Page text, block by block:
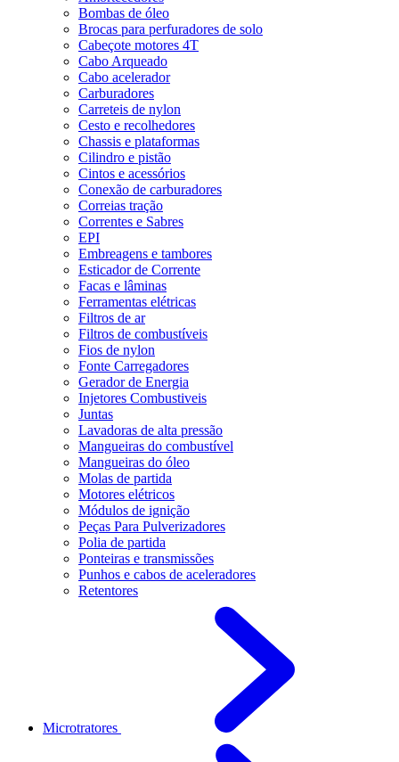
Bombas de óleo
Brocas para perfuradores de solo
Cabeçote motores 4T
Cabo Arqueado
Cabo acelerador
Carburadores
Carreteis de nylon
Cesto e recolhedores
Chassis e plataformas
Cilindro e pistão
Cintos e acessórios
Conexão de carburadores
Correias tração
Correntes e Sabres
EPI
Embreagens e tambores
Esticador de Corrente
Facas e lâminas
Ferramentas elétricas
Filtros de ar
Filtros de combustíveis
Fios de nylon
Fonte Carregadores
Gerador de Energia
Injetores Combustiveis
Juntas
Lavadoras de alta pressão
Mangueiras do combustível
Mangueiras do óleo
Molas de partida
Motores elétricos
Módulos de ignição
Peças Para Pulverizadores
Polia de partida
Ponteiras e transmissões
Punhos e cabos de aceleradores
Retentores
Microtratores